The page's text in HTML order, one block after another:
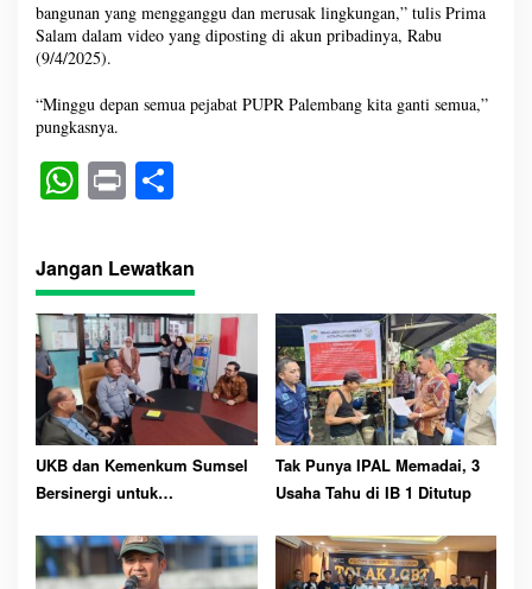
bangunan yang mengganggu dan merusak lingkungan,” tulis Prima
Salam dalam video yang diposting di akun pribadinya, Rabu
(9/4/2025).
“Minggu depan semua pejabat PUPR Palembang kita ganti semua,”
pungkasnya.
W
ts
A
pp
Pr
t re
Jangan Lewatkan
UKB dan Kemenkum Sumsel
Bersinergi untuk
Intelektual
Tak Punya IPAL Memadai, 3
Usaha Tahu di IB 1 Ditutup